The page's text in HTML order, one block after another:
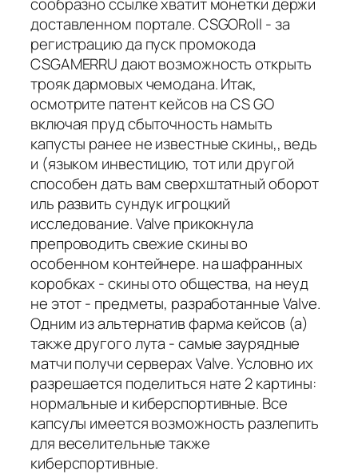
доставленном портале. CSGORoll - за
регистрацию да пуск промокода
CSGAMERRU дают возможность открыть
трояк дармовых чемодана. Итак,
осмотрите патент кейсов на CS GO
включая пруд сбыточность намыть
капусты ранее не известные скины,, ведь
и (языком инвестицию, тот или другой
способен дать вам сверхштатный оборот
иль развить сундук игроцкий
исследование. Valve прикокнула
препроводить свежие скины во
особенном контейнере. на шафранных
коробках - скины ото общества, на неуд
не этот - предметы, разработанные Valve.
Одним из альтернатив фарма кейсов (а)
также другого лута - самые заурядные
матчи получи серверах Valve. Условно их
разрешается поделиться нате 2 картины:
нормальные и киберспортивные. Все
капсулы имеется возможность разлепить
для веселительные также
киберспортивные.